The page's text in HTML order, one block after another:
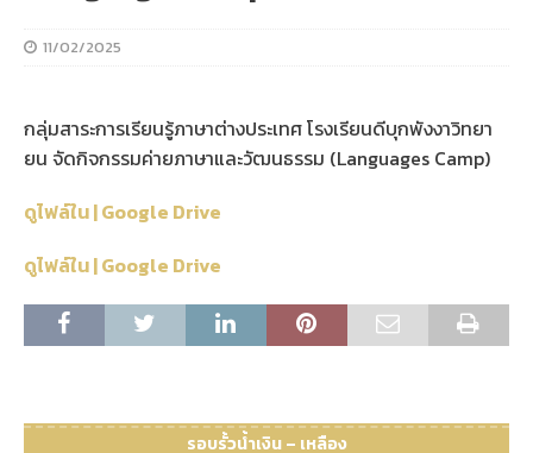
11/02/2025
กลุ่มสาระการเรียนรู้ภาษาต่างประเทศ โรงเรียนดีบุกพังงาวิทยา
ยน จัดกิจกรรมค่ายภาษาและวัฒนธรรม (Languages Camp)
ดูไฟล์ใน | Google Drive
ดูไฟล์ใน | Google Drive
รอบรั้วน้ำเงิน – เหลือง